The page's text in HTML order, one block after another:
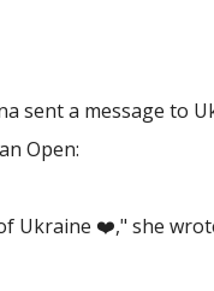
sent a message to
Open:
Ukraine ❤️," she